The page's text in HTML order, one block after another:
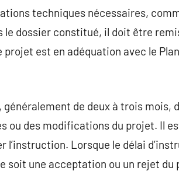
techniques nécessaires,
le dossier constitué, il doit être
est en adéquation avec le
de deux à trois mois,
ou des modifications du projet. Il
l’instruction. Lorsque le délai
soit une acceptation ou un rejet du